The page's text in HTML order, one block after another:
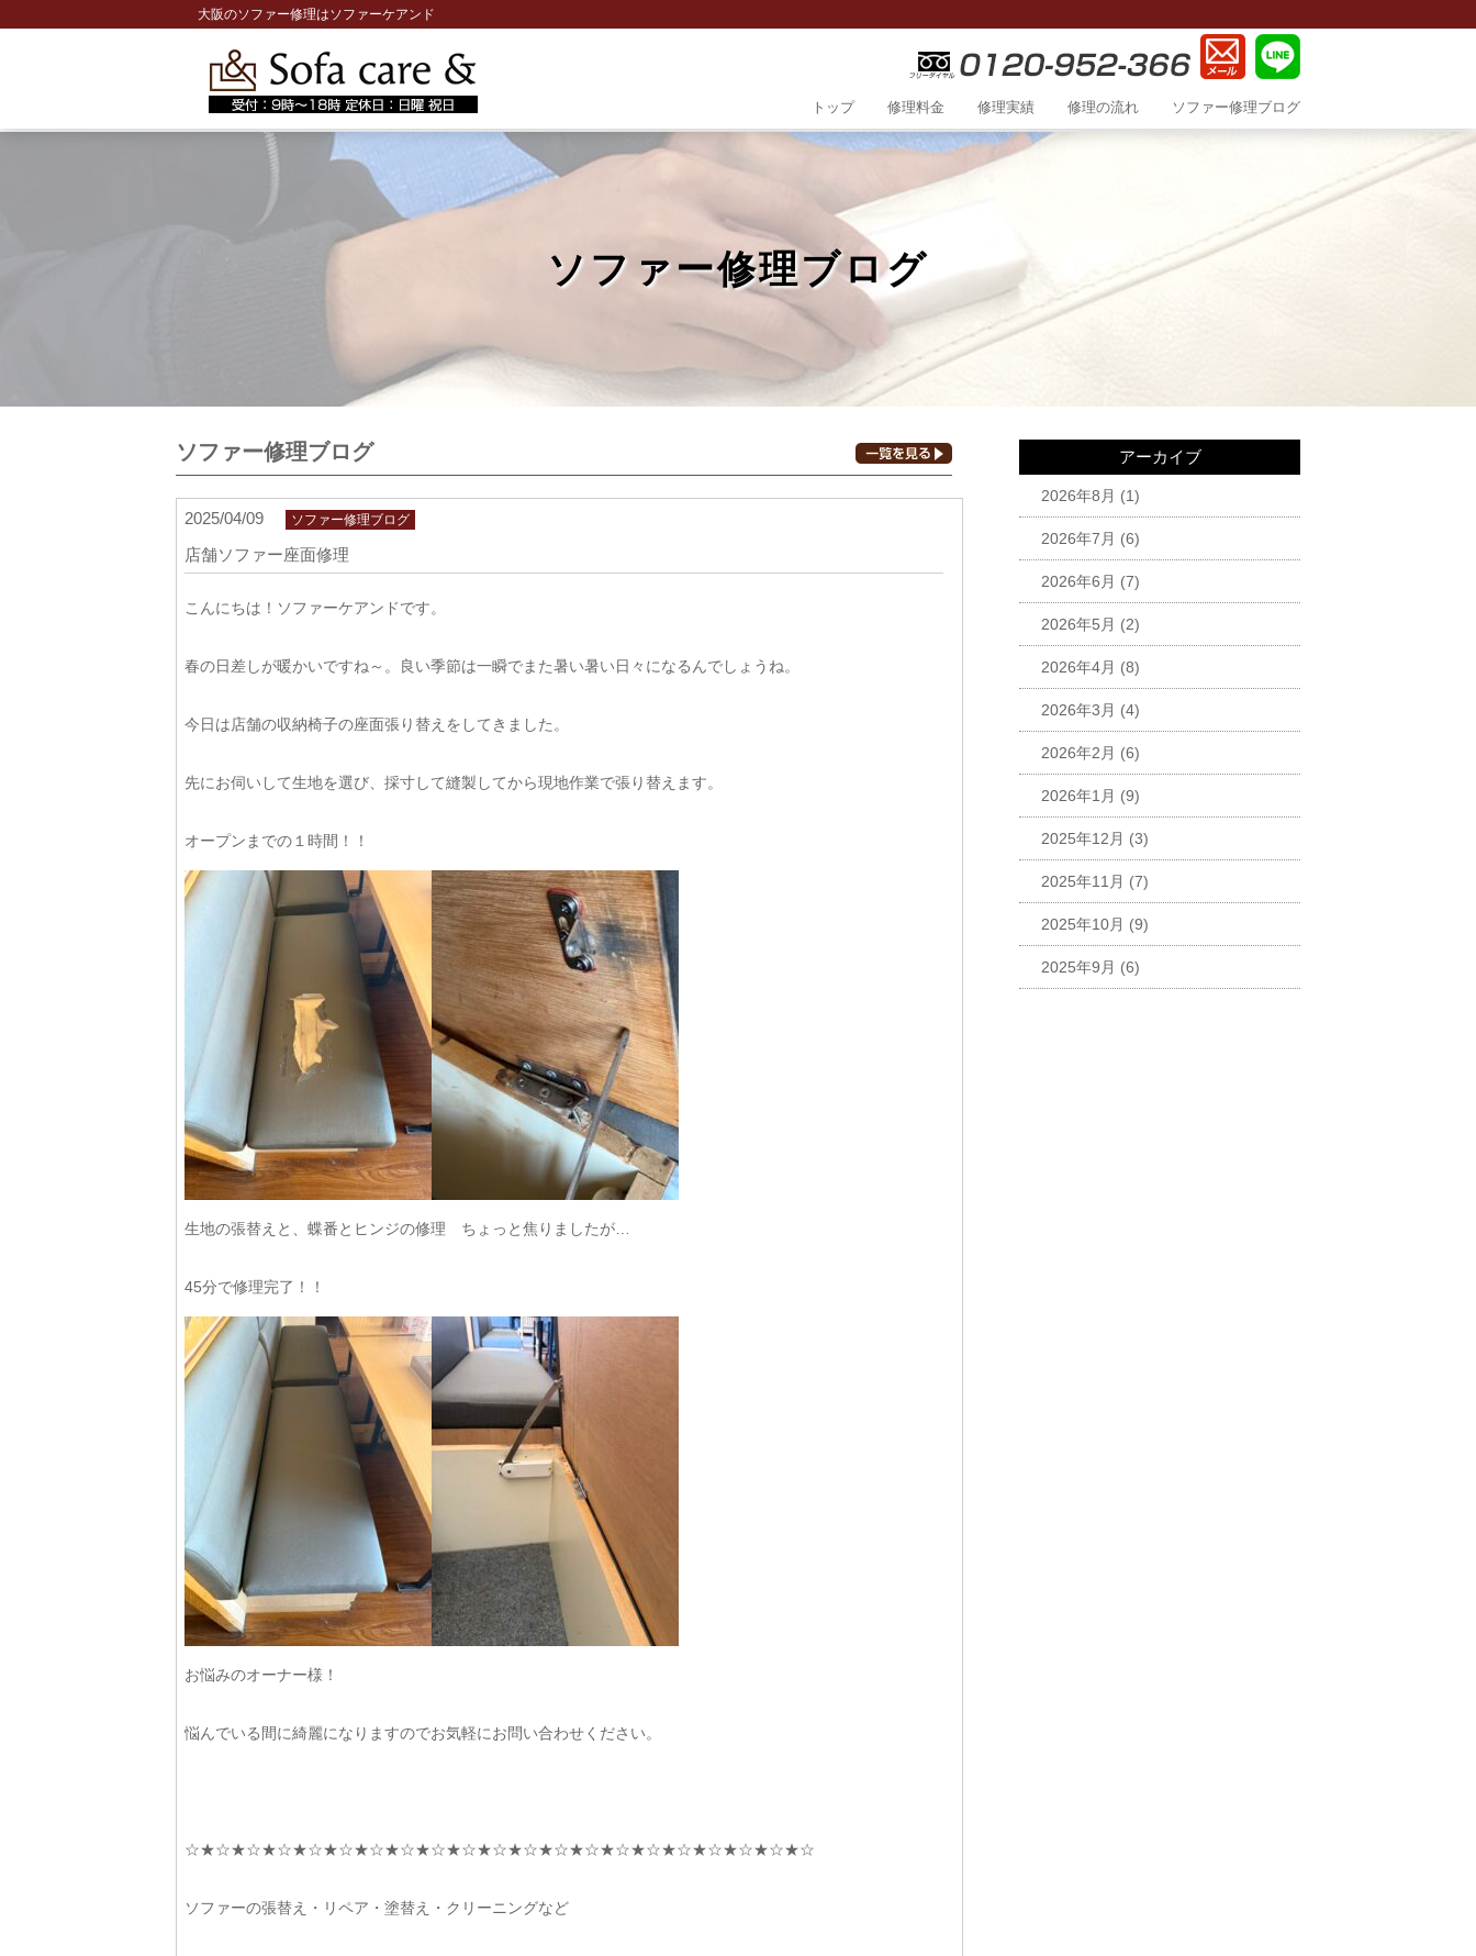
大阪のソファー修理はソファーケアンド
トップ 修理料金 修理実績 修理の流れ ソファー修理ブログ
ソファー修理ブログ
ソファー修理ブログ
2025/04/09 ソファー修理ブログ
店舗ソファー座面修理
こんにちは！ソファーケアンドです。
春の日差しが暖かいですね～。良い季節は一瞬でまた暑い暑い日々になるんでしょうね。
今日は店舗の収納椅子の座面張り替えをしてきました。
先にお伺いして生地を選び、採寸して縫製してから現地作業で張り替えます。
オープンまでの１時間！！
生地の張替えと、蝶番とヒンジの修理 ちょっと焦りましたが…
45分で修理完了！！
お悩みのオーナー様！
悩んでいる間に綺麗になりますのでお気軽にお問い合わせください。
☆★☆★☆★☆★☆★☆★☆★☆★☆★☆★☆★☆★☆★☆★☆★☆★☆★☆★☆★☆★☆
ソファーの張替え・リペア・塗替え・クリーニングなど
アーカイブ
2026年8月 (1)
2026年7月 (6)
2026年6月 (7)
2026年5月 (2)
2026年4月 (8)
2026年3月 (4)
2026年2月 (6)
2026年1月 (9)
2025年12月 (3)
2025年11月 (7)
2025年10月 (9)
2025年9月 (6)